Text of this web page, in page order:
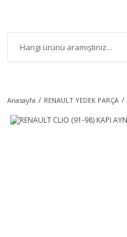
Anasayfa RENAULT YEDEK PARÇA